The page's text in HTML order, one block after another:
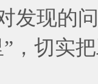
发现的
，切实